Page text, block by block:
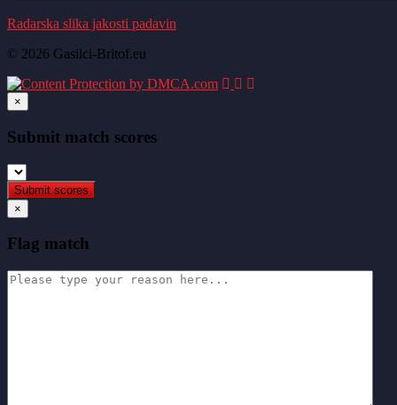
Radarska slika jakosti padavin
© 2026 Gasilci-Britof.eu
×
Submit match scores
×
Flag match